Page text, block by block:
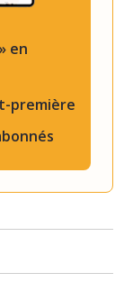
en
première